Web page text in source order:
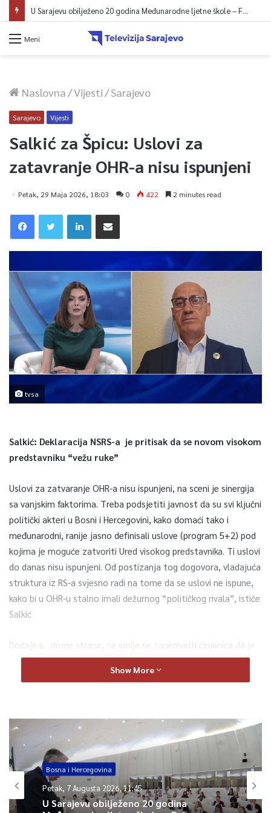
U Sarajevu počelo saobraćati 10 novih ISUZU autobusa
Meni
Naslovna/Vijesti/Sarajevo
Sarajevo Vijesti
Salkić za Špicu: Uslovi za
zatavranje OHR-a nisu ispunjeni
Petak, 29 Maja 2026, 18:03 0 422 2 minutes read
tvsa
Salkić: Deklaracija NSRS-a je pritisak da se novom visokom
predstavniku “vežu ruke”
Uslovi za zatvaranje OHR-a nisu ispunjeni, na sceni je sinergija
sa vanjskim faktorima. Treba podsjetiti javnost da su svi ključni
politički akteri u Bosni i Hercegovini, kako domaći tako i
međunarodni, ranije jasno definisali uslove (program 5+2) pod
kojima je moguće zatvoriti Ured visokog predstavnika. Ti uslovi
do danas nisu ispunjeni. Od postizanja tog dogovora, vladajuća
struktura iz RS-a svjesno radi na tome da se uslovi ne ispune,
kako bi u OHR-u stalno imali dežurnog “političkog rivala”, ističe
Salkić
Dodaje s druge strane, ne smije se zanemariti činjenica da je
Narodna skupština RS ovu deklaraciju usvojila jednostrano,
glasovima predstavnika srpskog naroda. Često vidimo da oni
međunarodnim faktorima izvan Bosne i Hercegovine. Riječ je o
akterima koji nisu dobronamjerni i ne žele funkcionalnu državu
Bosnu i Hercegovinu u kojoj bi svi građani bili ravnopravni, već
otvoreno favorizuju separatističku politiku vlasti u RS-u.
Kaže postoji jasna koordinacija između poteza Banje Luke i
Show More
Bosna i Hercegovina
Petak, 7 Augusta 2026, 11:45
U Sarajevu obilježeno 20 godina